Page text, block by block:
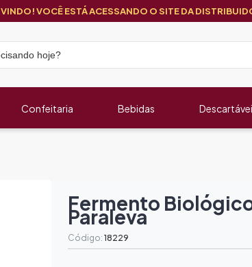
VINDO! VOCÊ ESTÁ ACESSANDO O SITE DA
Confeitaria Bebidas
Fermento
Paraleva
Código: 18229